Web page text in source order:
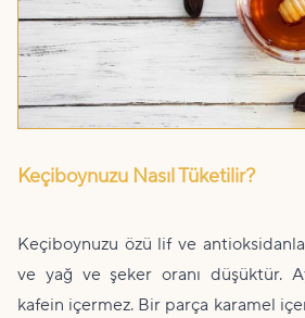
Keçiboynuzu Nasıl Tüketilir?
Keçiboynuzu özü lif ve
ve yağ ve şeker oranı düşüktür.
kafein içermez. Bir parça karamel